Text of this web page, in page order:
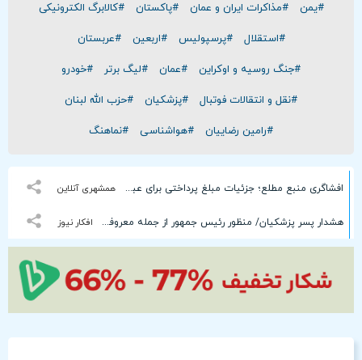
#یمن #مذاکرات ایران و عمان #پاکستان #کالابرگ الکترونیکی
#استقلال #پرسپولیس #اربعین #عربستان
#جنگ روسیه و اوکراین #عمان #لیگ برتر #خودرو
#نقل و انتقالات فوتبال #پزشکیان #حزب الله لبنان
#رامین رضاییان #هواشناسی #نماهنگ
همشهری آنلاین افشاگری منبع مطلع؛ جزئیات مبلغ پرداختی برای عبور از تنگه هرمز تا حذف کریدورهای شمالی و جنوبی
افکار نیوز هشدار پسر پزشکیان/ منظور رئیس جمهور از جمله معروفش چیست؟